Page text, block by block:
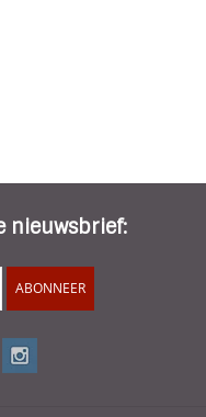
nieuwsbrief:
ABONNEER